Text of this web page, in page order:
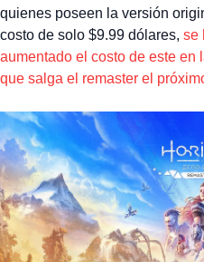
quienes poseen la versión
costo de solo $9.99 dólares, se
aumentado el costo de este en
que salga el remaster el